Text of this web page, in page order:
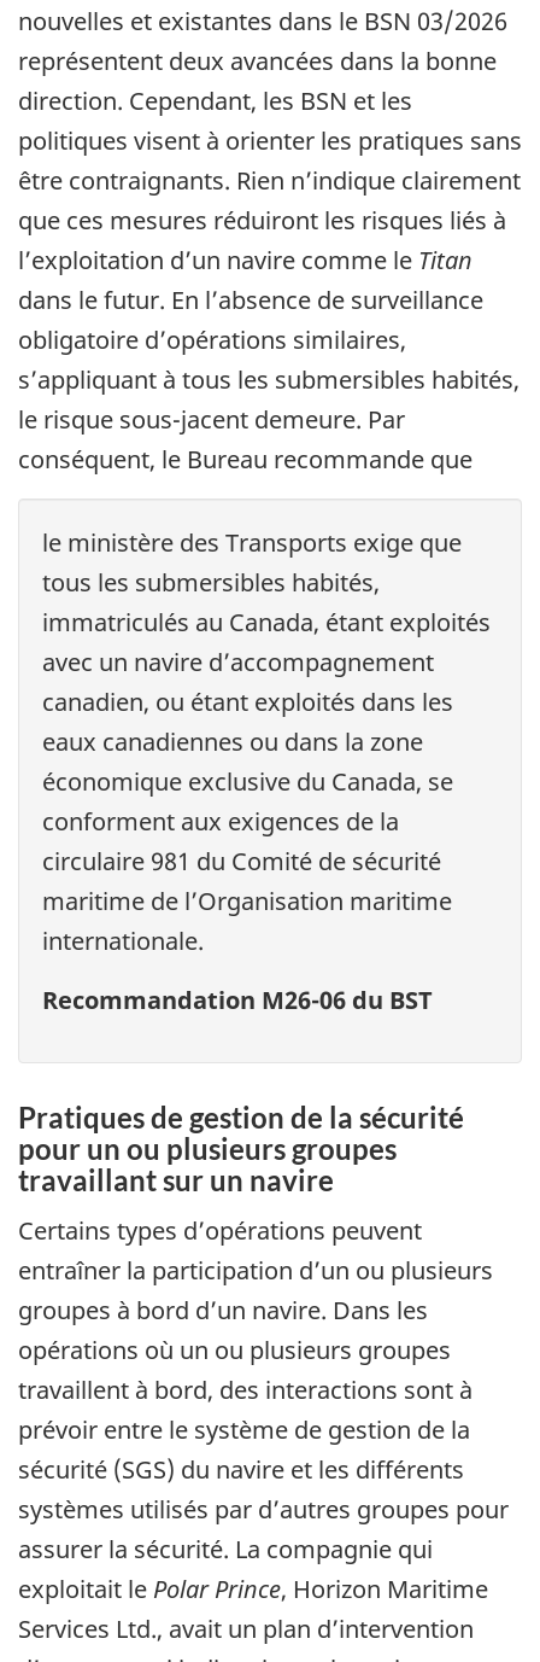
nouvelles et existantes dans le BSN 03/2026
représentent deux avancées dans la bonne
direction. Cependant, les BSN et les
politiques visent à orienter les pratiques sans
être contraignants. Rien n’indique clairement
que ces mesures réduiront les risques liés à
l’exploitation d’un navire comme le Titan
dans le futur. En l’absence de surveillance
obligatoire d’opérations similaires,
s’appliquant à tous les submersibles habités,
le risque sous-jacent demeure. Par
conséquent, le Bureau recommande que
le ministère des Transports exige que
tous les submersibles habités,
immatriculés au Canada, étant exploités
avec un navire d’accompagnement
canadien, ou étant exploités dans les
eaux canadiennes ou dans la zone
économique exclusive du Canada, se
conforment aux exigences de la
circulaire 981 du Comité de sécurité
maritime de l’Organisation maritime
internationale.
Recommandation M26-06 du BST
Pratiques de gestion de la sécurité
pour un ou plusieurs groupes
travaillant sur un navire
Certains types d’opérations peuvent
entraîner la participation d’un ou plusieurs
groupes à bord d’un navire. Dans les
opérations où un ou plusieurs groupes
travaillent à bord, des interactions sont à
prévoir entre le système de gestion de la
sécurité (SGS) du navire et les différents
systèmes utilisés par d’autres groupes pour
assurer la sécurité. La compagnie qui
exploitait le Polar Prince, Horizon Maritime
Services Ltd., avait un plan d’intervention